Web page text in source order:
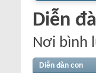
Diễn
Nơi bình
Diễn đàn con